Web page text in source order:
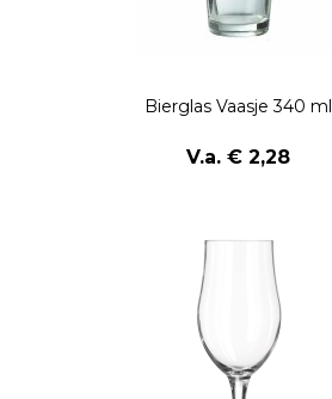
Bierglas Vaasje 340 ml
V.a. € 2,28